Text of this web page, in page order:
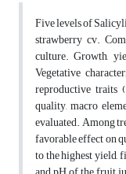
Five levels of
strawberry cv.
culture. Growth,
Vegetative
reproductive traits
quality, macro
evaluated. Among
favorable effect on
to the highest yield,